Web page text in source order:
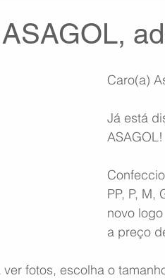
Coletiva
Teste ICAO
Caro(a)
Já está
ASAGOL!
PP, P, M,
novo
a preço
fotos, escolha o